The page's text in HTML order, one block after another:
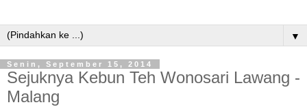
▼
Senin, September 15, 2014
Sejuknya Kebun Teh Wonosari Lawang -
Malang